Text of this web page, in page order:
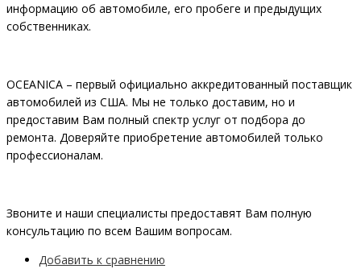
информацию об автомобиле, его пробеге и предыдущих
собственниках.
OCEANIСA – первый официально аккредитованный поставщик
автомобилей из США. Мы не только доставим, но и
предоставим Вам полный спектр услуг от подбора до
ремонта. Доверяйте приобретение автомобилей только
профессионалам.
Звоните и наши специалисты предоставят Вам полную
консультацию по всем Вашим вопросам.
Добавить к сравнению